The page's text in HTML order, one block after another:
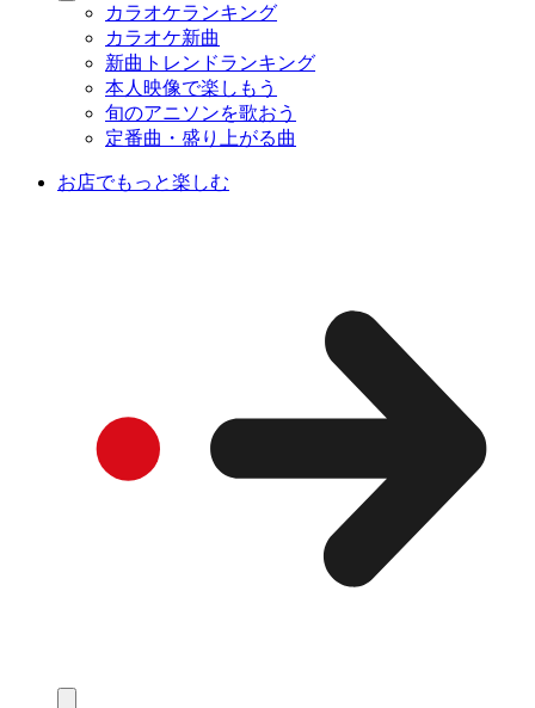
カラオケランキング
カラオケ新曲
新曲トレンドランキング
本人映像で楽しもう
旬のアニソンを歌おう
定番曲・盛り上がる曲
お店でもっと楽しむ